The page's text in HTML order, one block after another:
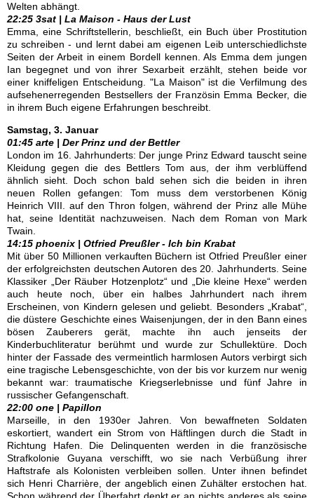
Welten abhängt.
22:25 3sat | La Maison - Haus der Lust
Emma, eine Schriftstellerin, beschließt, ein Buch über Prostitution
zu schreiben - und lernt dabei am eigenen Leib unterschiedlichste
Seiten der Arbeit in einem Bordell kennen. Als Emma dem jungen
Ian begegnet und von ihrer Sexarbeit erzählt, stehen beide vor
einer kniffeligen Entscheidung. "La Maison" ist die Verfilmung des
aufsehenerregenden Bestsellers der Französin Emma Becker, die
in ihrem Buch eigene Erfahrungen beschreibt.
Samstag, 3. Januar
01:45 arte | Der Prinz und der Bettler
London im 16. Jahrhunderts: Der junge Prinz Edward tauscht seine
Kleidung gegen die des Bettlers Tom aus, der ihm verblüffend
ähnlich sieht. Doch schon bald sehen sich die beiden in ihren
neuen Rollen gefangen: Tom muss dem verstorbenen König
Heinrich VIII. auf den Thron folgen, während der Prinz alle Mühe
hat, seine Identität nachzuweisen. Nach dem Roman von Mark
Twain.
14:15 phoenix | Otfried Preußler - Ich bin Krabat
Mit über 50 Millionen verkauften Büchern ist Otfried Preußler einer
der erfolgreichsten deutschen Autoren des 20. Jahrhunderts. Seine
Klassiker „Der Räuber Hotzenplotz“ und „Die kleine Hexe“ werden
auch heute noch, über ein halbes Jahrhundert nach ihrem
Erscheinen, von Kindern gelesen und geliebt. Besonders „Krabat“,
die düstere Geschichte eines Waisenjungen, der in den Bann eines
bösen Zauberers gerät, machte ihn auch jenseits der
Kinderbuchliteratur berühmt und wurde zur Schullektüre. Doch
hinter der Fassade des vermeintlich harmlosen Autors verbirgt sich
eine tragische Lebensgeschichte, von der bis vor kurzem nur wenig
bekannt war: traumatische Kriegserlebnisse und fünf Jahre in
russischer Gefangenschaft.
22:00 one | Papillon
Marseille, in den 1930er Jahren. Von bewaffneten Soldaten
eskortiert, wandert ein Strom von Häftlingen durch die Stadt in
Richtung Hafen. Die Delinquenten werden in die französische
Strafkolonie Guyana verschifft, wo sie nach Verbüßung ihrer
Haftstrafe als Kolonisten verbleiben sollen. Unter ihnen befindet
sich Henri Charrière, der angeblich einen Zuhälter erstochen hat.